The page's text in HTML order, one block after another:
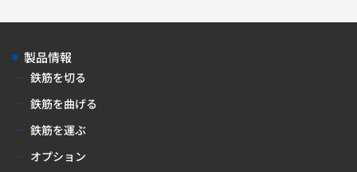
製品情報
鉄筋を切る
鉄筋を曲げる
鉄筋を運ぶ
オプション